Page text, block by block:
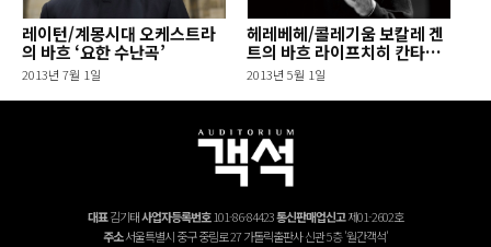
레이턴/계몽시대 오케스트라
의 바흐 ‘요한 수난곡’
2013년 7월 1일
헤레베헤/콜레기움 보칼레 겐
트의 바흐 라이프치히 칸타타
들
2013년 5월 1일
대표김기태사업자등록번호101-86-84423통신판매업신고제01-2602호
주소서울특별시 중구 중림로 27 가톨릭출판사 신관 5층 '월간객석'